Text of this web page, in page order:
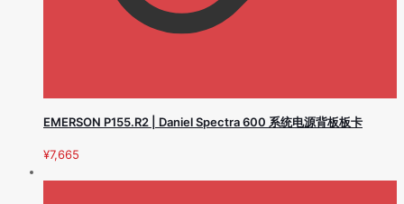
EMERSON P155.R2 | Daniel Spectra 600 系统电源背板板卡
¥7,665